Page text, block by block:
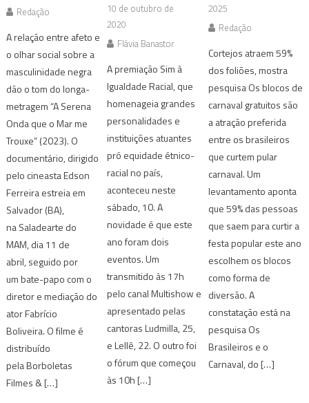
Redação
A relação entre afeto e
o olhar social sobre a
masculinidade negra
dão o tom do longa-
metragem “A Serena
Onda que o Mar me
Trouxe” (2023). O
documentário, dirigido
pelo cineasta Edson
Ferreira estreia em
Salvador (BA),
na Saladearte do
MAM, dia 11 de
abril, seguido por
um bate-papo com o
diretor e mediação do
ator Fabrício
Boliveira. O filme é
distribuído
pela Borboletas
Filmes & […]
10 de outubro de
2020
Flávia Banastor
A premiação Sim à
Igualdade Racial, que
homenageia grandes
personalidades e
instituições atuantes
pró equidade étnico-
racial no país,
aconteceu neste
sábado, 10. A
novidade é que este
ano foram dois
eventos. Um
transmitido às 17h
pelo canal Multishow e
apresentado pelas
cantoras Ludmilla, 25,
e Lellê, 22. O outro foi
o fórum que começou
às 10h […]
2025
Redação
Cortejos atraem 59%
dos foliões, mostra
pesquisa Os blocos de
carnaval gratuitos são
a atração preferida
entre os brasileiros
que curtem pular
carnaval. Um
levantamento aponta
que 59% das pessoas
que saem para curtir a
festa popular este ano
escolhem os blocos
como forma de
diversão. A
constatação está na
pesquisa Os
Brasileiros e o
Carnaval, do […]